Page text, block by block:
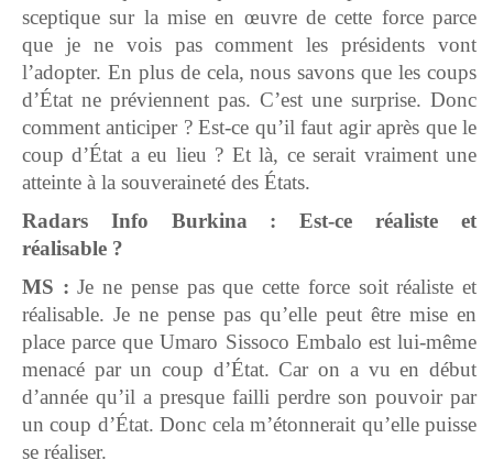
sceptique sur la mise en œuvre de cette force parce
que je ne vois pas comment les présidents vont
l’adopter. En plus de cela, nous savons que les coups
d’État ne préviennent pas. C’est une surprise. Donc
comment anticiper ? Est-ce qu’il faut agir après que le
coup d’État a eu lieu ? Et là, ce serait vraiment une
atteinte à la souveraineté des États.
Radars Info Burkina : Est-ce réaliste et
réalisable ?
MS : Je ne pense pas que cette force soit réaliste et
réalisable. Je ne pense pas qu’elle peut être mise en
place parce que Umaro Sissoco Embalo est lui-même
menacé par un coup d’État. Car on a vu en début
d’année qu’il a presque failli perdre son pouvoir par
un coup d’État. Donc cela m’étonnerait qu’elle puisse
se réaliser.